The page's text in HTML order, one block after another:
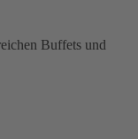
Buffets und